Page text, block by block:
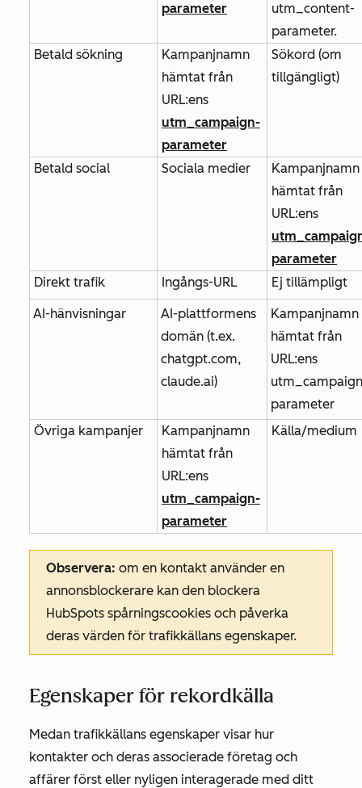
parameter
utm_content-
parameter.
Betald sökning
Kampanjnamn
hämtat från
URL:ens
utm_campaign-
parameter
Sökord (om
tillgängligt)
Betald social Sociala medier
Kampanjnamn
hämtat från
URL:ens
parameter
Direkt trafik
Ingångs-URL Ej tillämpligt
AI-hänvisningar
AI-plattformens
domän (t.ex.
chatgpt.com,
claude.ai)
Kampanjnamn
hämtat från
URL:ens
parameter
Övriga kampanjer
Kampanjnamn
hämtat från
URL:ens
utm_campaign-
parameter
Källa/medium
Observera: om en kontakt använder en
annonsblockerare kan den blockera
HubSpots spårningscookies och påverka
deras värden för trafikkällans egenskaper.
Egenskaper för rekordkälla
Medan trafikkällans egenskaper visar hur
kontakter och deras associerade företag och
affärer först eller nyligen interagerade med ditt